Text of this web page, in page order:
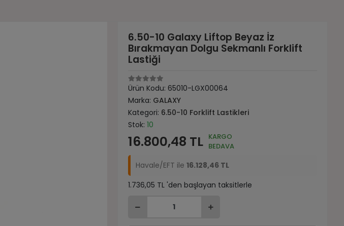
6.50-10 Galaxy Liftop Beyaz İz
Bırakmayan Dolgu Sekmanlı Forklift
Lastiği
Ürün Kodu:65010-LGX00064
Marka: GALAXY
Kategori: 6.50-10 Forklift Lastikleri
Stok:10
16.800,48 TL KARGO
BEDAVA
Havale/EFT ile16.128,46 TL
1.736,05 TL 'den başlayan taksitlerle